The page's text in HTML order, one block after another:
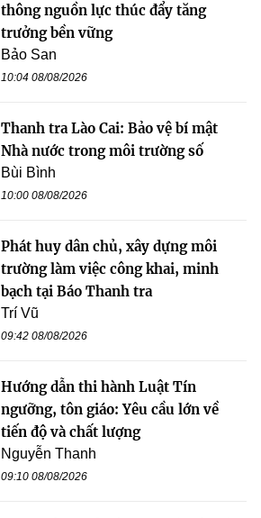
thông nguồn lực thúc đẩy tăng
trưởng bền vững
Bảo San
10:04 08/08/2026
Thanh tra Lào Cai: Bảo vệ bí mật
Nhà nước trong môi trường số
Bùi Bình
10:00 08/08/2026
Phát huy dân chủ, xây dựng môi
trường làm việc công khai, minh
bạch tại Báo Thanh tra
Trí Vũ
09:42 08/08/2026
Hướng dẫn thi hành Luật Tín
ngưỡng, tôn giáo: Yêu cầu lớn về
tiến độ và chất lượng
Nguyễn Thanh
09:10 08/08/2026